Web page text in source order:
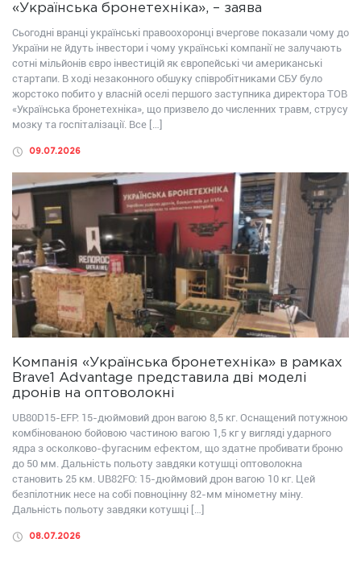
«Українська бронетехніка», – заява
Сьогодні вранці українські правоохоронці вчергове показали чому до
України не йдуть інвестори і чому українські компанії не залучають
сотні мільйонів євро інвестицій як європейські чи американські
стартапи. В ході незаконного обшуку співробітниками СБУ було
жорстоко побито у власній оселі першого заступника директора ТОВ
«Українська бронетехніка», що призвело до численних травм, струсу
мозку та госпіталізації. Все […]
09.07.2026
Компанія «Українська бронетехніка» в рамках
Brave1 Advantage представила дві моделі
дронів на оптоволокні
UB80D15-EFP: 15-дюймовий дрон вагою 8,5 кг. Оснащений потужною
комбінованою бойовою частиною вагою 1,5 кг у вигляді ударного
ядра з осколково-фугасним ефектом, що здатне пробивати броню
до 50 мм. Дальність польоту завдяки котушці оптоволокна
становить 25 км. UB82FО: 15-дюймовий дрон вагою 10 кг. Цей
безпілотник несе на собі повноцінну 82-мм мінометну міну.
Дальність польоту завдяки котушці […]
08.07.2026